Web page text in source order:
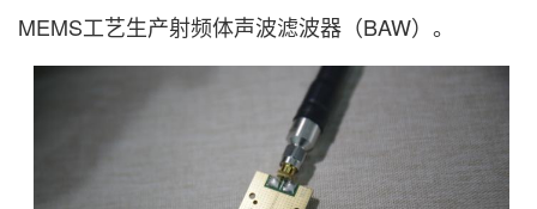
MEMS工艺生产射频体声波滤波器（BAW）。